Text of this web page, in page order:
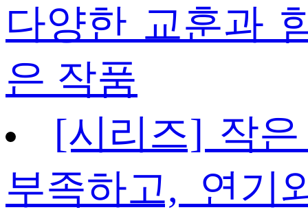
다양한 교훈과
은 작품
[시리즈] 작
부족하고, 연기